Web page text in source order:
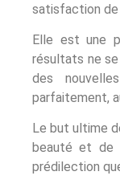
satisfaction de
Elle est une
résultats ne
des
parfaitement,
Le but ultime
beauté et de
prédilection